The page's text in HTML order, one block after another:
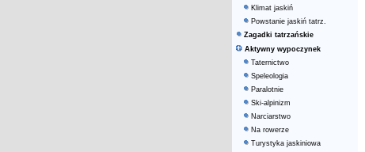
Klimat jaskiń
Powstanie jaskiń tatrz.
Zagadki tatrzańskie
Aktywny wypoczynek
Taternictwo
Speleologia
Paralotnie
Ski-alpinizm
Narciarstwo
Na rowerze
Turystyka jaskiniowa